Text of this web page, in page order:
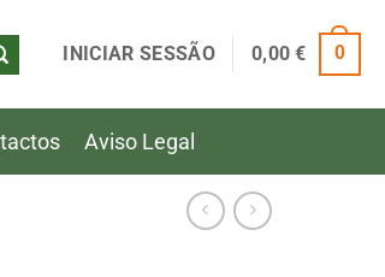
INICIAR SESSÃO 0,00€ 0
Aviso Legal